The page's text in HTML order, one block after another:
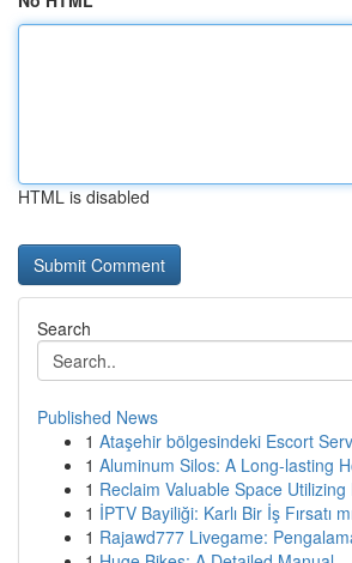
HTML is disabled
Search
Published News
1 Ataşehir bölgesindeki Escort
1 Aluminum Silos: A Long-lasting
1 Reclaim Valuable Space
1 İPTV Bayiliği: Karlı Bir İş Fırsatı
1 Rajawd777 Livegame: